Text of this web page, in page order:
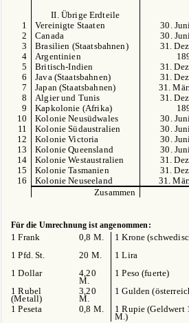
II. Übrige Erdteile
1
Vereinigte Staaten
30.
2
Canada
30.
3
Brasilien (Staatsbahnen)
31.
4
Argentinien
5
Britisch-Indien
31.
6
Java (Staatsbahnen)
31.
7
Japan (Staatsbahnen)
31.
8
Algier und Tunis
31.
9
Kapkolonie (Afrika)
10
Kolonie Neusüdwales
30.
11
Kolonie Südaustralien
30.
12
Kolonie Victoria
30.
13
Kolonie Queensland
30.
14
Kolonie Westaustralien
31.
15
Kolonie Tasmanien
31.
16
Kolonie Neuseeland
31.
Zusammen
Für die Umrechnung ist angenommen:
1 Frank 0,8 M.
1 Krone
1 Pfd. St.
20 M.
1 Lira
1 Dollar
4,20
M.
1 Peso (fuerte)
1 Rubel
(Metall)
3,20
M.
1 Gulden
1 Peseta
0,8 M. 1 Rupie (Geldwert
M.)